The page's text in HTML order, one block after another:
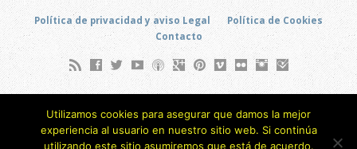
Política de privacidad y aviso Legal
Política de Cookies
Contacto
(ESPAÑA)
693 805 873
Utilizamos cookies para asegurar que damos la mejor
experiencia al usuario en nuestro sitio web. Si continúa
utilizando este sitio asumiremos que está de acuerdo.